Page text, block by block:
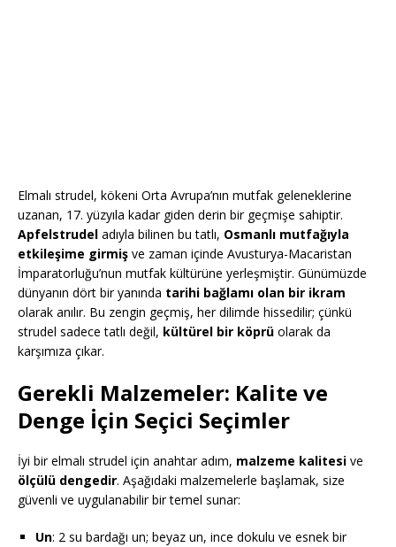
Elmalı strudel, kökeni Orta Avrupa’nın mutfak geleneklerine
uzanan, 17. yüzyıla kadar giden derin bir geçmişe sahiptir.
Apfelstrudel adıyla bilinen bu tatlı, Osmanlı mutfağıyla
etkileşime girmiş ve zaman içinde Avusturya-Macaristan
İmparatorluğu’nun mutfak kültürüne yerleşmiştir. Günümüzde
dünyanın dört bir yanında tarihi bağlamı olan bir ikram
olarak anılır. Bu zengin geçmiş, her dilimde hissedilir; çünkü
strudel sadece tatlı değil, kültürel bir köprü olarak da
karşımıza çıkar.
Gerekli Malzemeler: Kalite ve
Denge İçin Seçici Seçimler
İyi bir elmalı strudel için anahtar adım, malzeme kalitesi ve
ölçülü dengedir. Aşağıdaki malzemelerle başlamak, size
güvenli ve uygulanabilir bir temel sunar:
Un: 2 su bardağı un; beyaz un, ince dokulu ve esnek bir